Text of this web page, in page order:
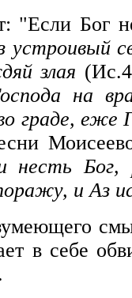
"Если Бог
устроивый
злая
на
граде, еже
несть
и Аз
в себе